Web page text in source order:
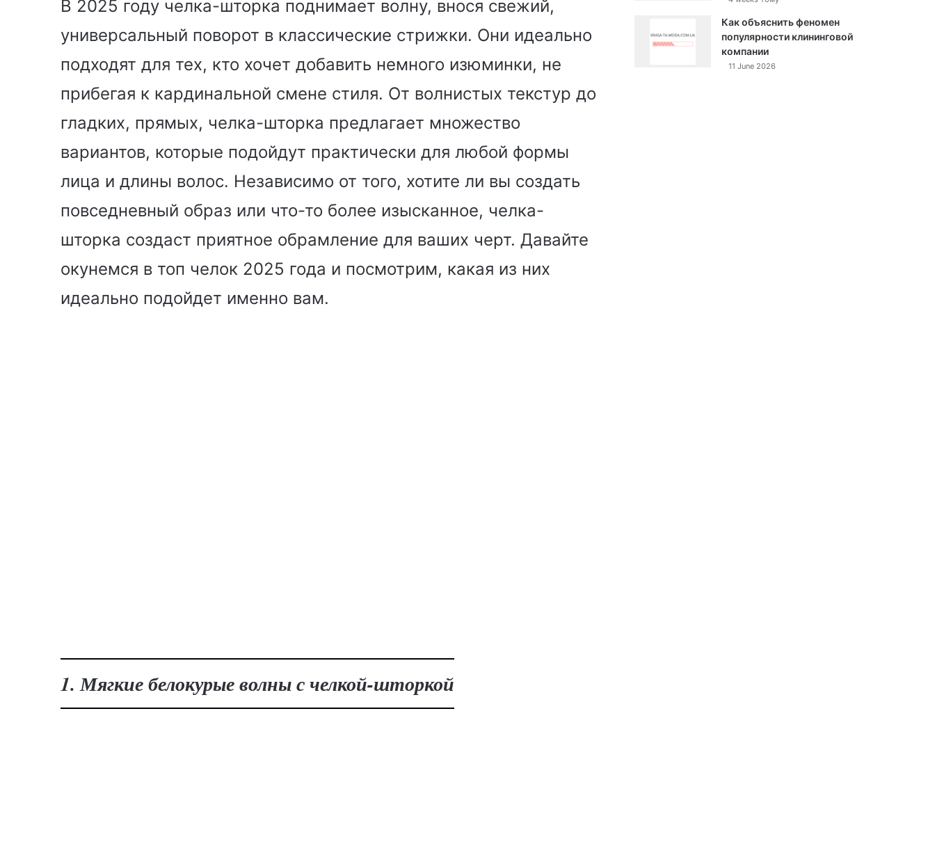
В 2025 году челка-шторка поднимает волну, внося свежий,
универсальный поворот в классические стрижки. Они идеально
подходят для тех, кто хочет добавить немного изюминки, не
прибегая к кардинальной смене стиля. От волнистых текстур до
гладких, прямых, челка-шторка предлагает множество
вариантов, которые подойдут практически для любой формы
лица и длины волос. Независимо от того, хотите ли вы создать
повседневный образ или что-то более изысканное, челка-
шторка создаст приятное обрамление для ваших черт. Давайте
окунемся в топ челок 2025 года и посмотрим, какая из них
идеально подойдет именно вам.
1. Мягкие белокурые волны с челкой-шторкой
Как объяснить феномен
популярности клининговой
компании
11 June 2026